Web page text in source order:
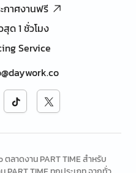
กาศงานฟรี
ด 1 ชั่วโมง
Service
ลาดงาน PART TIME สำหรับ